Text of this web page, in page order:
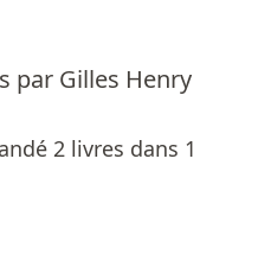
par Gilles Henry
2 livres dans 1